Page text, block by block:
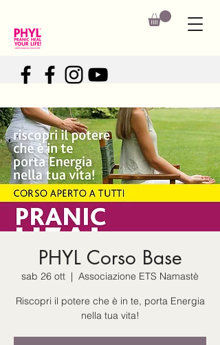
PHYL Corso Base
sab 26 ott
  |
Associazione ETS Namastè
Riscopri il potere che è in te, porta Energia
nella tua vita!